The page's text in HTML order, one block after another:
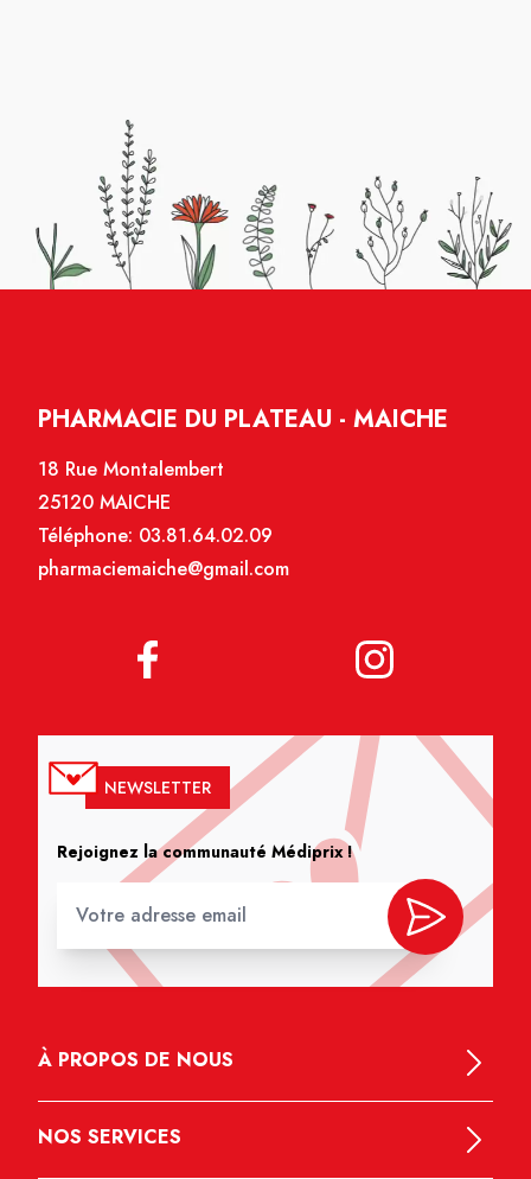
PHARMACIE DU PLATEAU - MAICHE
18 Rue Montalembert
25120 MAICHE
Téléphone: 03.81.64.02.09
pharmaciemaiche@gmail.com
NEWSLETTER
Rejoignez la communauté Médiprix !
À PROPOS DE NOUS
NOS SERVICES